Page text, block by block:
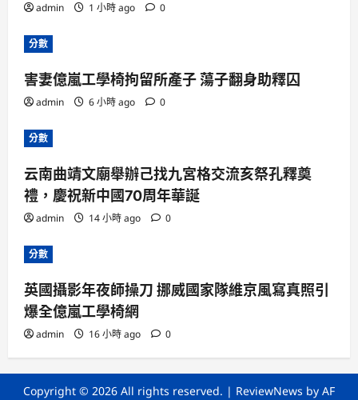
admin 1 小時 ago 0
分數
害妻億嵐工學椅拘留所產子 蕩子翻身助釋囚
admin 6 小時 ago 0
分數
云南曲靖文廟舉辦己找九宮格交流亥祭孔釋奠
禮，慶祝新中國70周年華誕
admin 14 小時 ago 0
分數
英國攝影年夜師操刀 挪威國家隊維京風寫真照引
爆全億嵐工學椅網
admin 16 小時 ago 0
Copyright © 2026 All rights reserved. | ReviewNews by AF